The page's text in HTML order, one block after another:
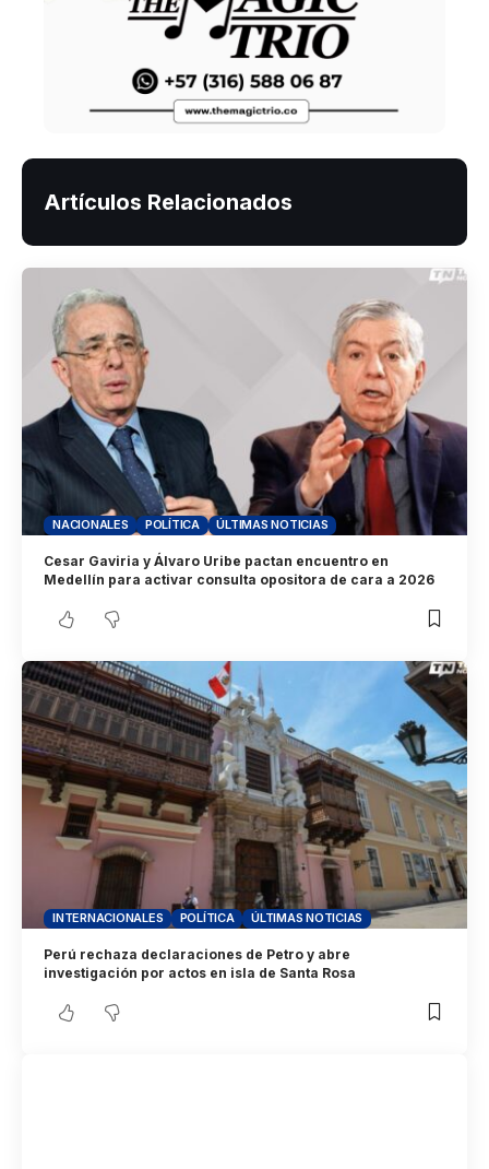
Artículos Relacionados
NACIONALES POLÍTICA ÚLTIMAS NOTICIAS
Cesar Gaviria y Álvaro Uribe pactan encuentro en
Medellín para activar consulta opositora de cara a 2026
INTERNACIONALES POLÍTICA ÚLTIMAS NOTICIAS
Perú rechaza declaraciones de Petro y abre
investigación por actos en isla de Santa Rosa